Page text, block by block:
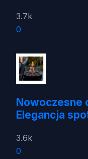
3.7k
0
Nowoczesne
Elegancja
3.6k
0